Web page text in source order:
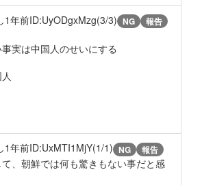
1年前ID:UyODgxMzg(3/3) NG 報告
実は中国人のせいにする
1年前ID:UxMTI1MjY(1/1) NG 報告
、朝鮮では何も驚きもない事だと感